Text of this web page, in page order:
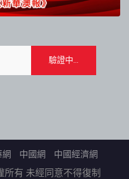
中國網 中國經濟網
有 未經同意不得復制